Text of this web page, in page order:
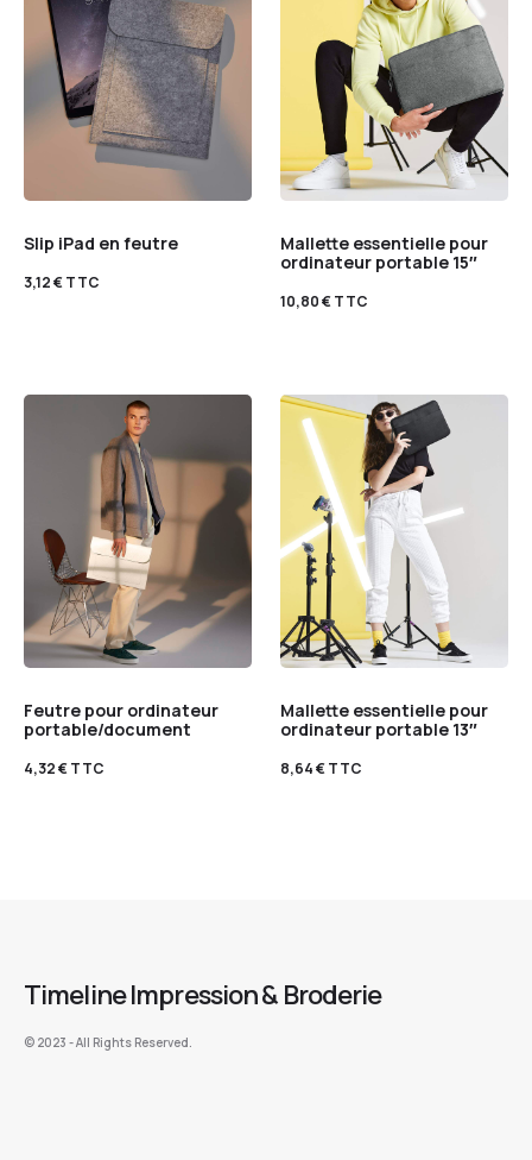
Slip iPad en feutre
3,12€TTC
Mallette essentielle pour
ordinateur portable 15″
10,80€TTC
Feutre pour ordinateur
portable/document
4,32€TTC
Mallette essentielle pour
ordinateur portable 13″
8,64€TTC
Timeline Impression & Broderie
©️ 2023 - All Rights Reserved.